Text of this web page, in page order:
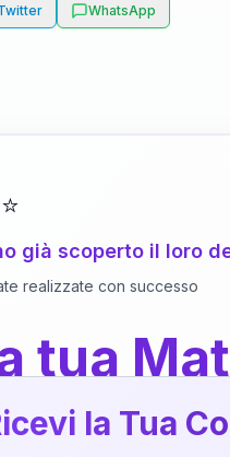
WhatsApp
⭐
già scoperto il loro
realizzate con successo
tua
la Tua